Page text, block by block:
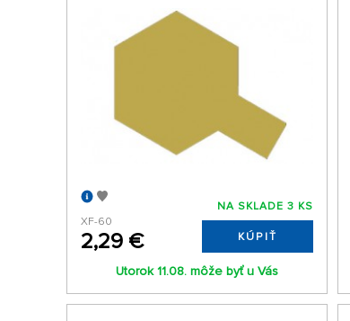
XF-60
2,29 €
NA SKLADE 3 KS
KÚPIŤ
Utorok 11.08. môže byť u Vás